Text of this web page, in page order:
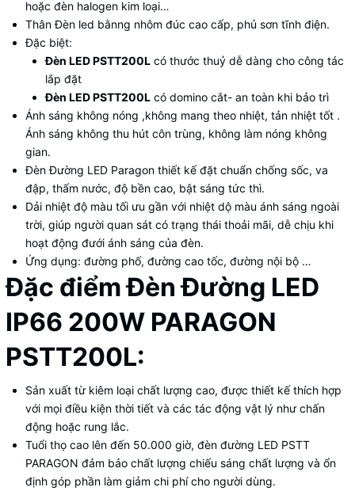
hoặc đèn halogen kim loại…
Thân Đèn led bằnng nhôm đúc cao cấp, phủ sơn tĩnh điện.
Đặc biệt:
Đèn LED PSTT200L có thước thuỷ dễ dàng cho công tác
lắp đặt
Đèn LED PSTT200L có domino cắt- an toàn khi bảo trì
Ánh sáng không nóng ,không mang theo nhiệt, tản nhiệt tốt .
Ánh sáng không thu hút côn trùng, không làm nóng không
gian.
Đèn Đường LED Paragon thiết kế đặt chuẩn chống sốc, va
đập, thấm nước, độ bền cao, bật sáng tức thì.
Dải nhiệt độ màu tối ưu gần với nhiệt dộ màu ánh sáng ngoài
trời, giúp người quan sát có trạng thái thoải mãi, dễ chịu khi
hoạt động đưới ánh sáng của đèn.
Ứng dụng: đường phố, đường cao tốc, đường nội bộ …
Đặc điểm Đèn Đường LED
IP66 200W PARAGON
PSTT200L:
Sản xuất từ kiêm loại chất lượng cao, được thiết kế thích hợp
với mọi điều kiện thời tiết và các tác động vật lý như chấn
động hoặc rung lắc.
Tuổi thọ cao lên đến 50.000 giờ, đèn đường LED PSTT
PARAGON đảm bảo chất lượng chiếu sáng chất lượng và ổn
định góp phần làm giảm chi phí cho người dùng.